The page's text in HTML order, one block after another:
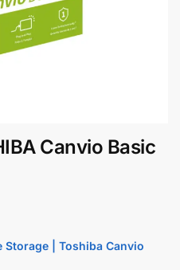
Canvio Basic
Storage | Toshiba Canvio